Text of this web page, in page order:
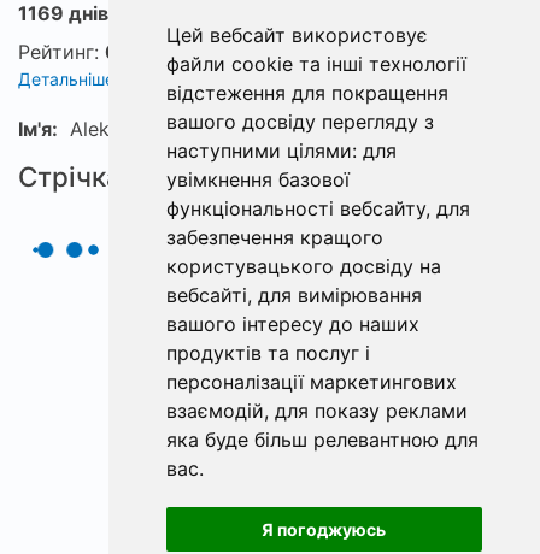
Цей вебсайт використовує
файли cookie та інші технології
відстеження для покращення
вашого досвіду перегляду з
наступними цілями: для
увімкнення базової
функціональності вебсайту, для
забезпечення кращого
користувацького досвіду на
вебсайті, для вимірювання
вашого інтересу до наших
продуктів та послуг і
персоналізації маркетингових
взаємодій, для показу реклами
яка буде більш релевантною для
вас.
Я погоджуюсь
1169 днів з ФішХаб
Рейтинг: 0
Детальніше про рейтинг
Ім'я: Aleksey
Стрічка